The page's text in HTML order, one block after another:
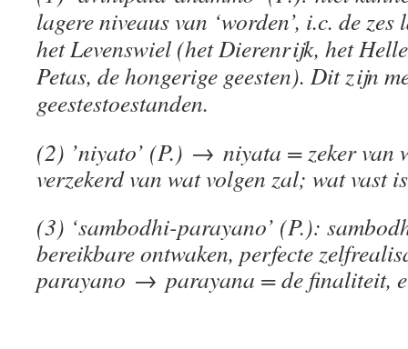
lagere niveaus van ‘worden’, i.c. de zes
het Levenswiel (het Dierenrijk, het
Petas, de hongerige geesten). Dit zijn
geestestoestanden.
(2) ’niyato’ (P.) → niyata = zeker van
verzekerd van wat volgen zal; wat vast
(3) ‘sambodhi-parayano’ (P.):
bereikbare ontwaken, perfecte
parayano → parayana = de finaliteit,